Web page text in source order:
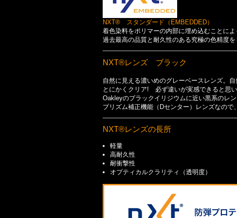
NXT® スタンダード（EMBEDDED）
着色染料をポリマーの内部に埋め込むことによ
過去最高の品質と耐久性のある究極の色精度
NXT®レンズ ブラック
自然に見える濃いめのグレーベースレンズ。 自
とにかくクリア! 必ず違いが実感できると思い
Oakleyのブラックイリジウムに近い黒系のレ
プリズム補正機能（Dセンター）レンズなので
NXT®レンズの長所
軽量
高耐久性
耐衝撃性
オプティカルクラリティ（透明度）